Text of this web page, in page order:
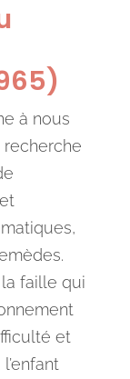
à nous
la faille qui
et